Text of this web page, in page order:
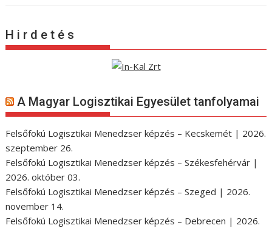
H i r d e t é s
A Magyar Logisztikai Egyesület tanfolyamai
Felsőfokú Logisztikai Menedzser képzés – Kecskemét | 2026.
szeptember 26.
Felsőfokú Logisztikai Menedzser képzés – Székesfehérvár |
2026. október 03.
Felsőfokú Logisztikai Menedzser képzés – Szeged | 2026.
november 14.
Felsőfokú Logisztikai Menedzser képzés – Debrecen | 2026.